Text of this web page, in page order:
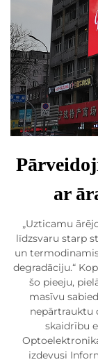
ar
„Uzticamu
līdzsvaru starp
un
degradāciju.“
šo pieeju,
masīvu
nepārtrauktu
skaidrību
izdevusi